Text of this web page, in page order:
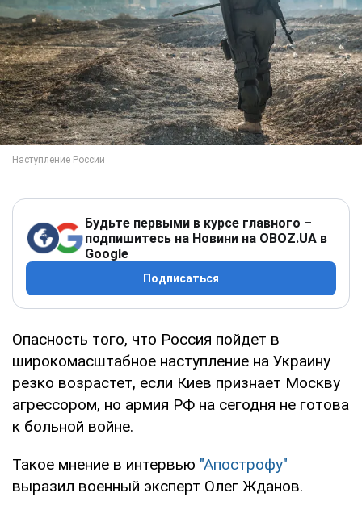
Будьте первыми в курсе главного –
подпишитесь на Новини на OBOZ.UA в
Google
Подписаться
Опасность того, что Россия пойдет в
широкомасштабное наступление на Украину
резко возрастет, если Киев признает Москву
агрессором, но армия РФ на сегодня не готова
к больной войне.
Такое мнение в интервью "Апострофу"
выразил военный эксперт Олег Жданов.